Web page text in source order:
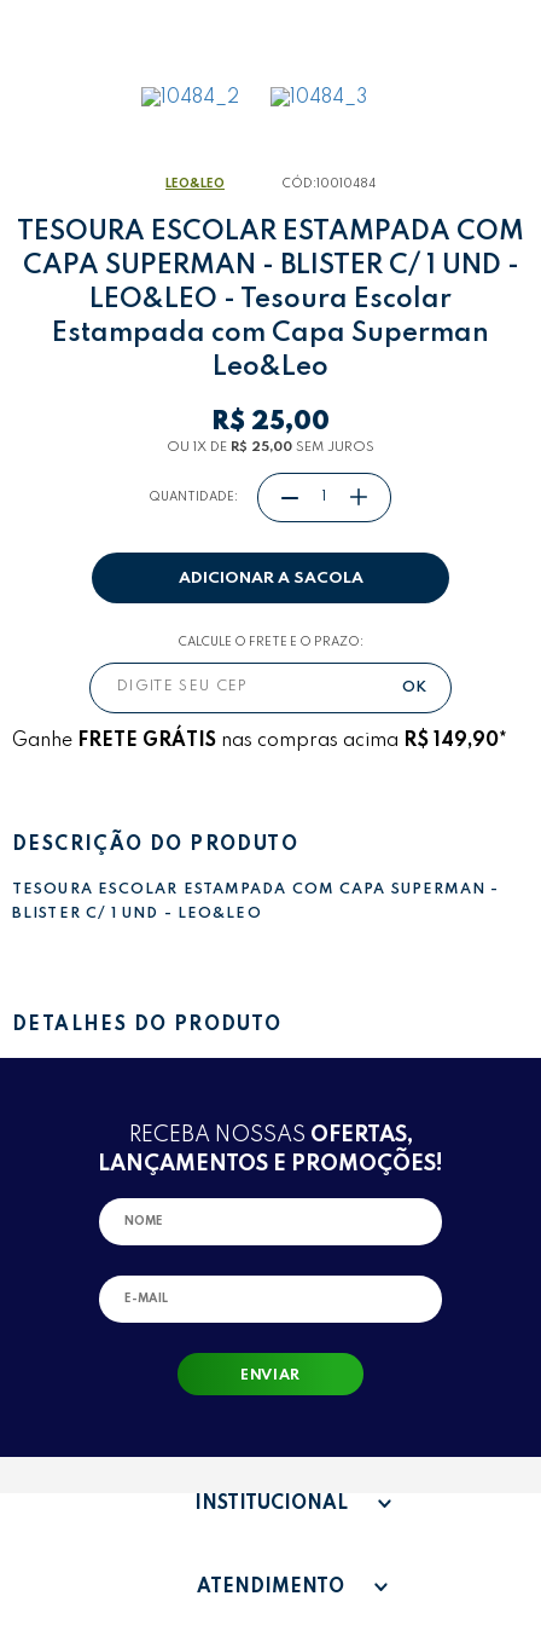
LEO&LEO CÓD: 10010484
TESOURA ESCOLAR ESTAMPADA COM
CAPA SUPERMAN - BLISTER C/ 1 UND -
LEO&LEO - Tesoura Escolar
Estampada com Capa Superman
Leo&Leo
R$ 25,00
OU 1X DE R$ 25,00 SEM JUROS
QUANTIDADE:
ADICIONAR A SACOLA
CALCULE O FRETE E O PRAZO:
Ganhe FRETE GRÁTIS nas compras acima R$ 149,90*
DESCRIÇÃO DO PRODUTO
TESOURA ESCOLAR ESTAMPADA COM CAPA SUPERMAN -
BLISTER C/ 1 UND - LEO&LEO
DETALHES DO PRODUTO
RECEBA NOSSAS OFERTAS,
LANÇAMENTOS E PROMOÇÕES!
ENVIAR
INSTITUCIONAL
QUEM SOMOS
ATENDIMENTO